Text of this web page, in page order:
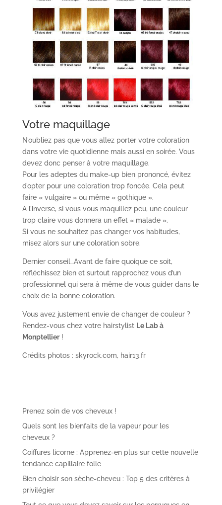
Votre maquillage
N’oubliez pas que vous allez porter votre coloration
dans votre vie quotidienne mais aussi en soirée. Vous
devez donc penser à votre maquillage.
Pour les adeptes du make-up bien prononcé, évitez
d’opter pour une coloration trop foncée. Cela peut
faire « vulgaire » ou même « gothique ».
A l’inverse, si vous vous maquillez peu, une couleur
trop claire vous donnera un effet « malade ».
Si vous ne souhaitez pas changer vos habitudes,
misez alors sur une coloration sobre.
Dernier conseil…Avant de faire quoique ce soit,
réfléchissez bien et surtout rapprochez vous d’un
professionnel qui sera à même de vous guider dans le
choix de la bonne coloration.
Vous avez justement envie de changer de couleur ?
Rendez-vous chez votre hairstylist Le Lab à
Monptellier!
Crédits photos : skyrock.com, hair13.fr
Prenez soin de vos cheveux !
Quels sont les bienfaits de la vapeur pour les
cheveux ?
Coiffures licorne : Apprenez-en plus sur cette nouvelle
tendance capillaire folle
Bien choisir son sèche-cheveu : Top 5 des critères à
privilégier